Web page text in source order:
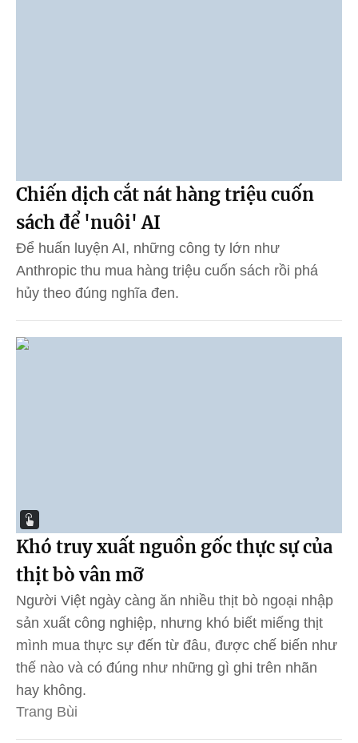
Chiến dịch cắt nát hàng triệu cuốn
sách để 'nuôi' AI
Để huấn luyện AI, những công ty lớn như
Anthropic thu mua hàng triệu cuốn sách rồi phá
hủy theo đúng nghĩa đen.
Khó truy xuất nguồn gốc thực sự của
thịt bò vân mỡ
Người Việt ngày càng ăn nhiều thịt bò ngoại nhập
sản xuất công nghiệp, nhưng khó biết miếng thịt
mình mua thực sự đến từ đâu, được chế biến như
thế nào và có đúng như những gì ghi trên nhãn
hay không.
Trang Bùi